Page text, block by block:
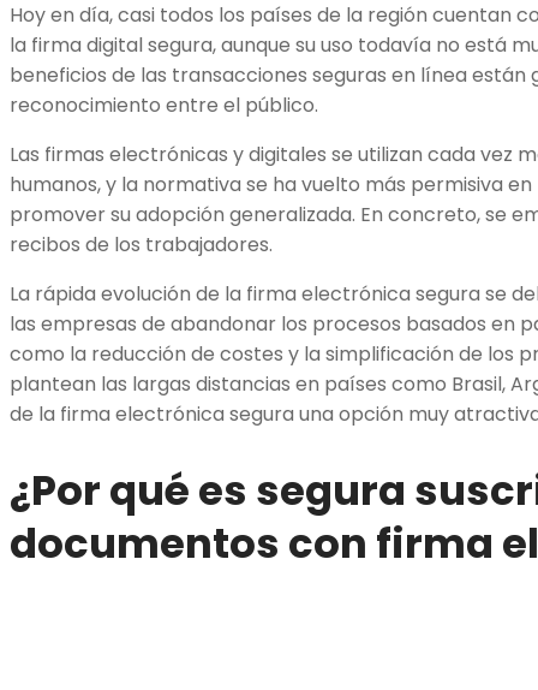
Hoy en día, casi todos los países de la región cuentan
la firma digital segura, aunque su uso todavía no está
beneficios de las transacciones seguras en línea
reconocimiento entre el público.
Las firmas electrónicas y digitales se utilizan cada vez
humanos, y la normativa se ha vuelto más permisiva
promover su adopción generalizada. En concreto, se
recibos de los trabajadores.
La rápida evolución de la firma electrónica segura se
las empresas de abandonar los procesos basados en
como la reducción de costes y la simplificación de los
plantean las largas distancias en países como Brasil,
de la firma electrónica segura una opción muy
¿Por qué es segura
documentos con firma